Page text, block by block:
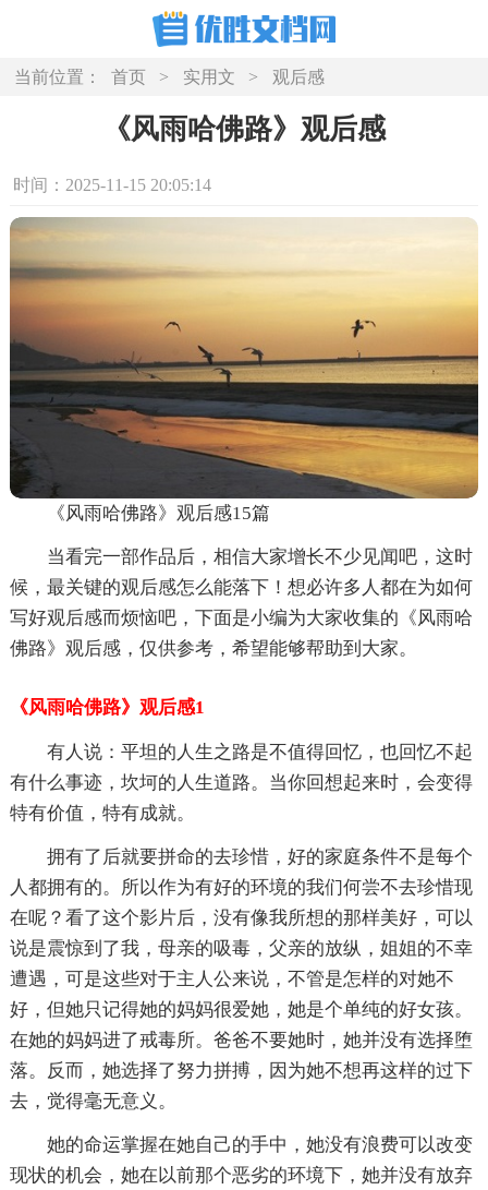
当前位置： 首页 > 实用文 > 观后感
《风雨哈佛路》观后感
时间：2025-11-15 20:05:14
《风雨哈佛路》观后感15篇
当看完一部作品后，相信大家增长不少见闻吧，这时
候，最关键的观后感怎么能落下！想必许多人都在为如何
写好观后感而烦恼吧，下面是小编为大家收集的《风雨哈
佛路》观后感，仅供参考，希望能够帮助到大家。
《风雨哈佛路》观后感1
有人说：平坦的人生之路是不值得回忆，也回忆不起
有什么事迹，坎坷的人生道路。当你回想起来时，会变得
特有价值，特有成就。
拥有了后就要拼命的去珍惜，好的家庭条件不是每个
人都拥有的。所以作为有好的环境的我们何尝不去珍惜现
在呢？看了这个影片后，没有像我所想的那样美好，可以
说是震惊到了我，母亲的吸毒，父亲的放纵，姐姐的不幸
遭遇，可是这些对于主人公来说，不管是怎样的对她不
好，但她只记得她的妈妈很爱她，她是个单纯的好女孩。
在她的妈妈进了戒毒所。爸爸不要她时，她并没有选择堕
落。反而，她选择了努力拼搏，因为她不想再这样的过下
去，觉得毫无意义。
她的命运掌握在她自己的手中，她没有浪费可以改变
现状的机会，她在以前那个恶劣的环境下，她并没有放弃